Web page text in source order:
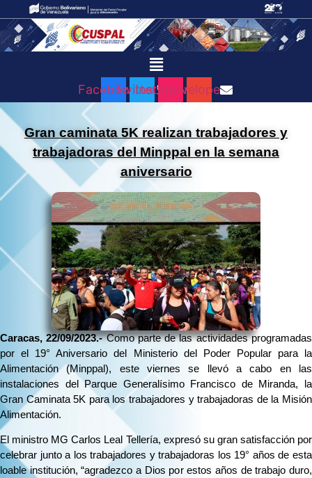
Menú
FacebookTwitterInstagram
Envelope
Gran caminata 5K realizan trabajadores y
trabajadoras del Minppal en la semana
aniversario
Caracas, 22/09/2023.-Como parte de las actividades programadas
por el 19° Aniversario del Ministerio del Poder Popular para la
Alimentación (Minppal), este viernes se llevó a cabo en las
instalaciones del Parque Generalísimo Francisco de Miranda, la
Gran Caminata 5K para los trabajadores y trabajadoras de la Misión
Alimentación.
El ministro MG Carlos Leal Tellería, expresó su gran satisfacción por
celebrar junto a los trabajadores y trabajadoras los 19° años de esta
loable institución, “agradezco a Dios por estos años de trabajo duro,